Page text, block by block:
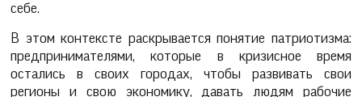
себе.
В этом контексте раскрывается понятие патриотизма:
предпринимателями, которые в кризисное время
остались в своих городах, чтобы развивать свои
регионы и свою экономику, давать людям рабочие